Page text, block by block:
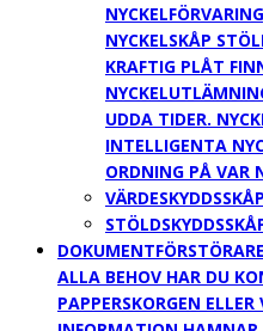
NYCKELSKÅP
KRAFTIG PLÅT
UDDA TIDER.
INTELLIGENTA
ORDNING PÅ VAR
VÄRDESKYDDSSKÅP
DOKUMENTFÖRSTÖRARE
ALLA BEHOV HAR DU
PAPPERSKORGEN